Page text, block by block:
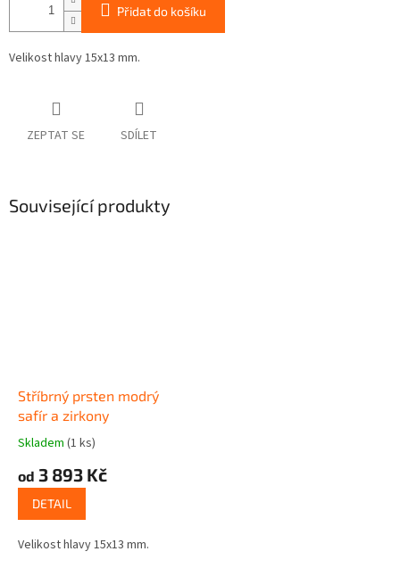
Přidat do košíku
Velikost hlavy 15x13 mm.
ZEPTAT SE SDÍLET
Související produkty
Stříbrný prsten modrý
safír a zirkony
Skladem (1 ks)
od 3 893 Kč
DETAIL
Velikost hlavy 15x13 mm.